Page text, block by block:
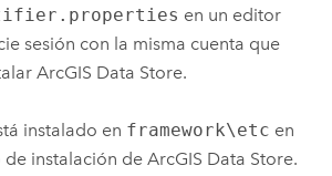
en un editor
sesión con la misma cuenta que
ArcGIS Data Store.
instalado en framework\etc en
instalación de ArcGIS Data Store.